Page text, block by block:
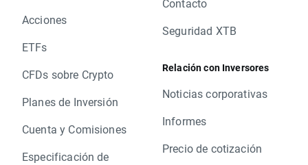
Acciones
ETFs
CFDs sobre Crypto
Planes de Inversión
Cuenta y Comisiones
Especificación de
Contacto
Seguridad XTB
Relación con Inversores
Noticias corporativas
Informes
Precio de cotización